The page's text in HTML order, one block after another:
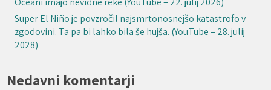
Super El Niño je povzročil najsmrtonosnejšo katastrofo v
zgodovini. Ta pa bi lahko bila še hujša. (YouTube – 28. julij
2028)
Nedavni komentarji